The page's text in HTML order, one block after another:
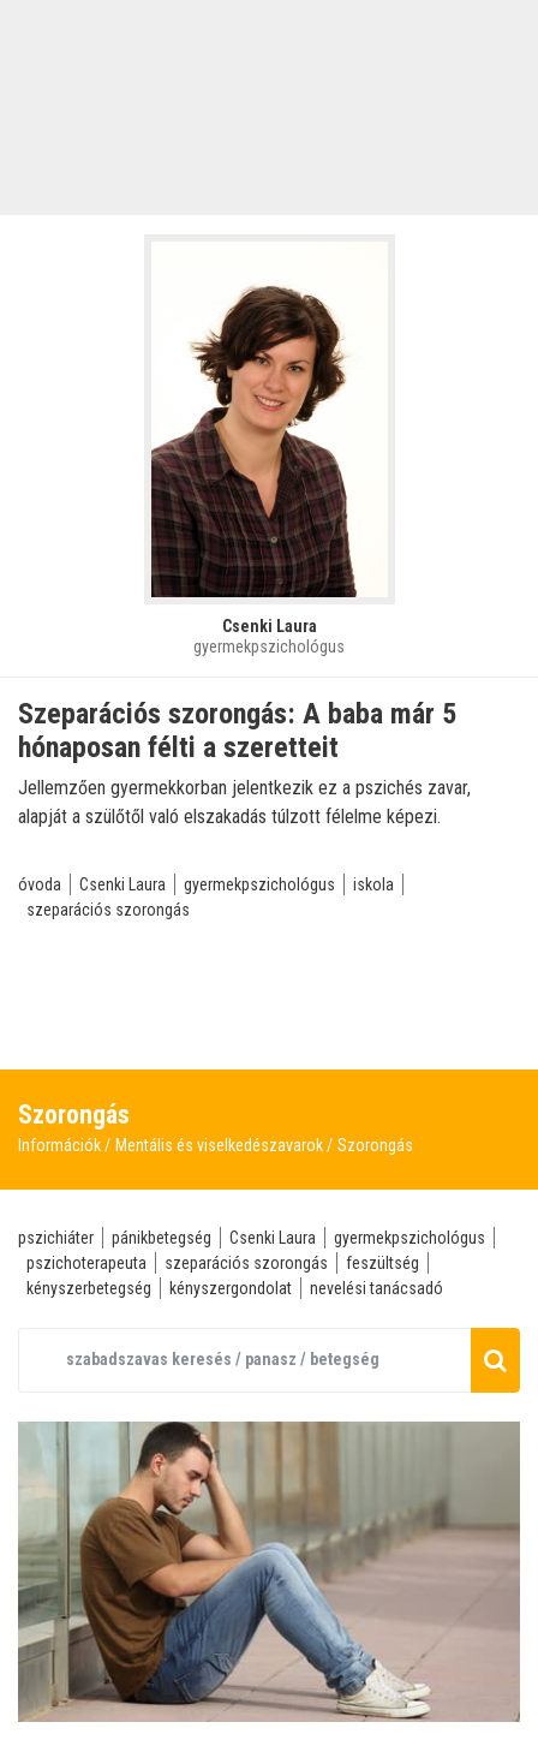
Csenki Laura
gyermekpszichológus
Szeparációs szorongás: A baba már 5
hónaposan félti a szeretteit
Jellemzően gyermekkorban jelentkezik ez a pszichés zavar,
alapját a szülőtől való elszakadás túlzott félelme képezi.
óvoda Csenki Laura gyermekpszichológus
iskola
szeparációs szorongás
Szorongás
Információk Mentális és viselkedészavarok Szorongás
pszichiáter pánikbetegség Csenki Laura
gyermekpszichológus
pszichoterapeuta
szeparációs szorongás
feszültség
kényszerbetegség
kényszergondolat nevelési tanácsadó